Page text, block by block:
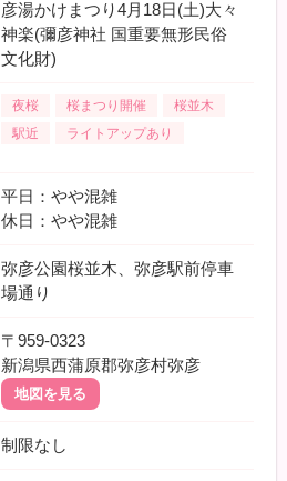
彦湯かけまつり4月18日(土)大々
神楽(彌彦神社 国重要無形民俗
文化財)
夜桜 桜まつり開催
桜並木
駅近
ライトアップあり
平日：やや混雑
休日：やや混雑
弥彦公園桜並木、弥彦駅前停車
場通り
〒959-0323
新潟県西蒲原郡弥彦村弥彦
地図を見る
制限なし